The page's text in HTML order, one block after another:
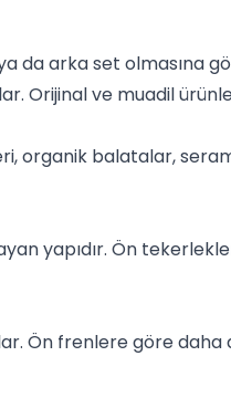
da arka set olmasına
ve muadil
organik balatalar,
yapıdır. Ön
Ön frenlere göre